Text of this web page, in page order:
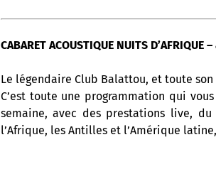
CABARET ACOUSTIQUE NUITS
Le légendaire Club Balattou, et toute son
C’est toute une programmation qui
semaine, avec des prestations live,
l’Afrique, les Antilles et l’Amérique